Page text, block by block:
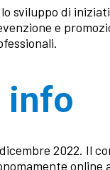
sviluppo di
e
info
2022. Il
online